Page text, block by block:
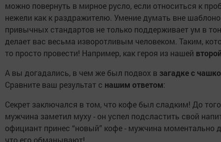
можно повернуть в мирное русло, если относиться к
нежели как к раздражителю. Умение думать вне
привычных стандартов не только поддерживает ум в
делает вас весьма изворотливым человеком. Таким,
то просто провести! Например, как героя из нашей
А вы догадались, в чем же был подвох в загадке с
Сравните ваш результат с нашим ответом:
Секрет заключался в том, что кофе был сладким! До
мужчина заметил муху - он успел подсластить свой
официант принес “новый” кофе - мужчина моментально
что его обманывают!